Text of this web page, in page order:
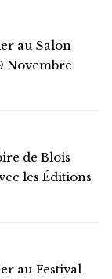
au Salon
Novembre
de Blois
les Éditions
au Festival